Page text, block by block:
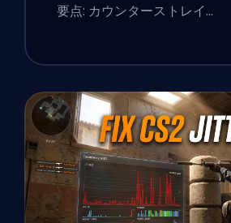
要点: カウンターストレイ…